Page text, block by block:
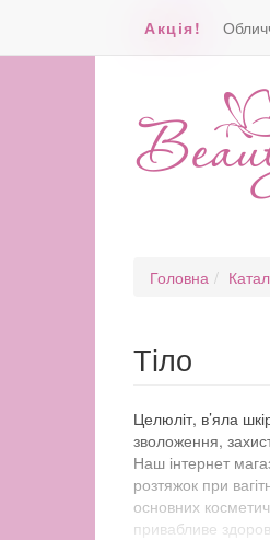
Акція!
Головна
Тіло
Целюліт, в’яла
зволоження,
Наш інтернет
розтяжок при
основних
привабливе